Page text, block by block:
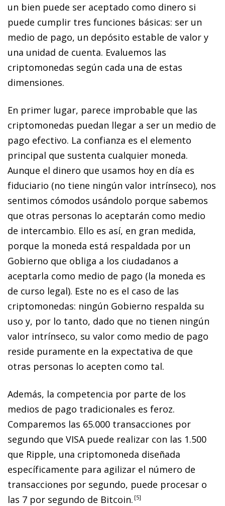
un bien puede ser aceptado como dinero si
puede cumplir tres funciones básicas: ser un
medio de pago, un depósito estable de valor y
una unidad de cuenta. Evaluemos las
criptomonedas según cada una de estas
dimensiones.
En primer lugar, parece improbable que las
criptomonedas puedan llegar a ser un medio de
pago efectivo. La confianza es el elemento
principal que sustenta cualquier moneda.
Aunque el dinero que usamos hoy en día es
fiduciario (no tiene ningún valor intrínseco), nos
sentimos cómodos usándolo porque sabemos
que otras personas lo aceptarán como medio
de intercambio. Ello es así, en gran medida,
porque la moneda está respaldada por un
Gobierno que obliga a los ciudadanos a
aceptarla como medio de pago (la moneda es
de curso legal). Este no es el caso de las
criptomonedas: ningún Gobierno respalda su
uso y, por lo tanto, dado que no tienen ningún
valor intrínseco, su valor como medio de pago
reside puramente en la expectativa de que
otras personas lo acepten como tal.
Además, la competencia por parte de los
medios de pago tradicionales es feroz.
Comparemos las 65.000 transacciones por
segundo que VISA puede realizar con las 1.500
que Ripple, una criptomoneda diseñada
específicamente para agilizar el número de
transacciones por segundo, puede procesar o
las 7 por segundo de Bitcoin. 5